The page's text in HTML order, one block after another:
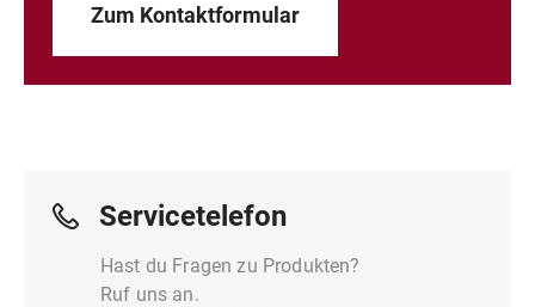
Zum Kontaktformular
Servicetelefon
Hast du Fragen zu Produkten?
Ruf uns an.